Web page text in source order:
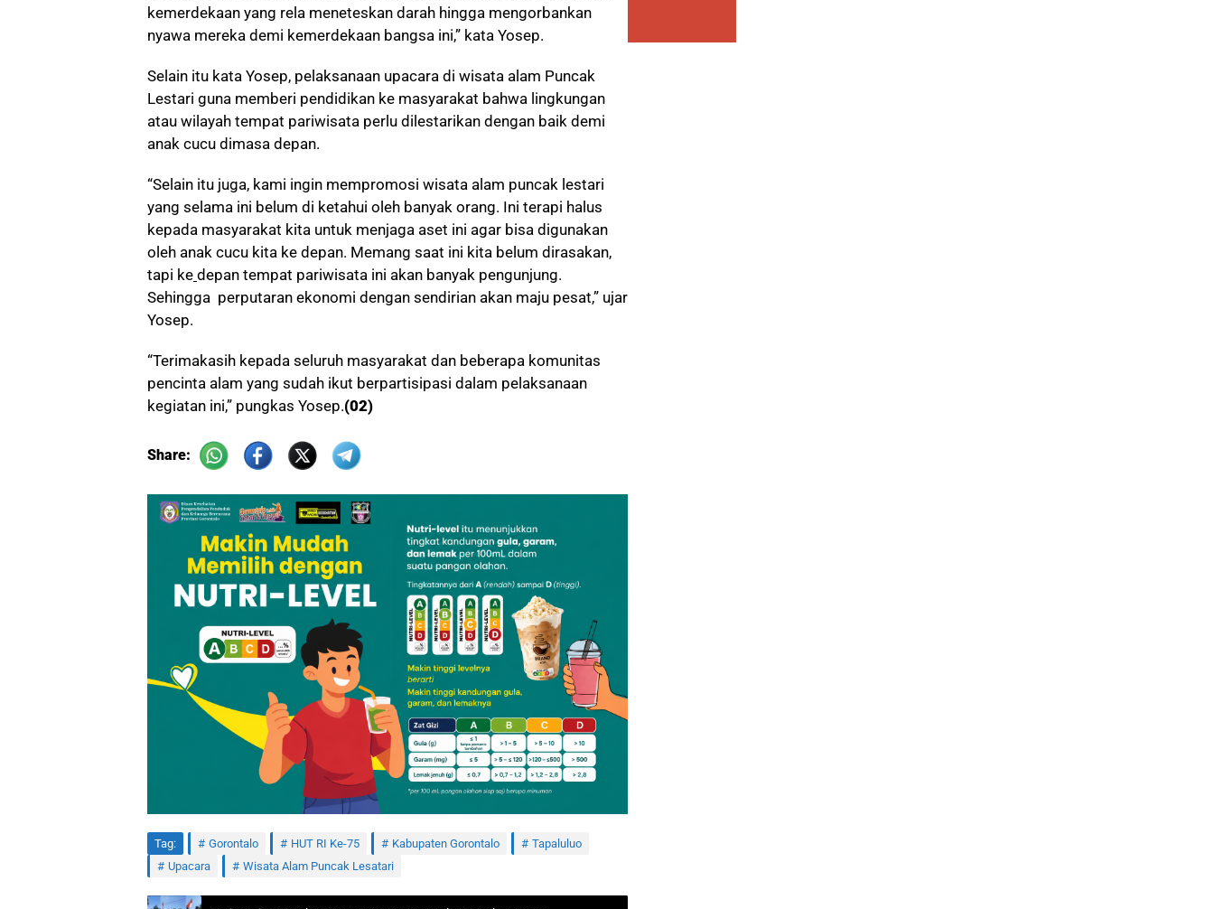
kemerdekaan yang rela meneteskan darah hingga mengorbankan
nyawa mereka demi kemerdekaan bangsa ini,” kata Yosep.
Selain itu kata Yosep, pelaksanaan upacara di wisata alam Puncak
Lestari guna memberi pendidikan ke masyarakat bahwa lingkungan
atau wilayah tempat pariwisata perlu dilestarikan dengan baik demi
anak cucu dimasa depan.
“Selain itu juga, kami ingin mempromosi wisata alam puncak lestari
yang selama ini belum di ketahui oleh banyak orang. Ini terapi halus
kepada masyarakat kita untuk menjaga aset ini agar bisa digunakan
oleh anak cucu kita ke depan. Memang saat ini kita belum dirasakan,
tapi ke depan tempat pariwisata ini akan banyak pengunjung.
Sehingga perputaran ekonomi dengan sendirian akan maju pesat,” ujar
Yosep.
“Terimakasih kepada seluruh masyarakat dan beberapa komunitas
pencinta alam yang sudah ikut berpartisipasi dalam pelaksanaan
kegiatan ini,” pungkas Yosep.(02)
Share:
Tag: Gorontalo HUT RI Ke-75 Kabupaten Gorontalo
Tapaluluo
Upacara
Wisata Alam Puncak Lesatari